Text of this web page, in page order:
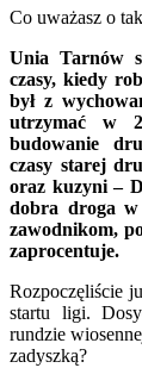
Co uważasz o
Unia Tarnów
czasy, kiedy
był z
utrzymać w
budowanie
czasy starej
oraz kuzyni –
dobra droga w
zawodnikom,
zaprocentuje.
Rozpoczęliście
startu ligi.
rundzie
zadyszką?